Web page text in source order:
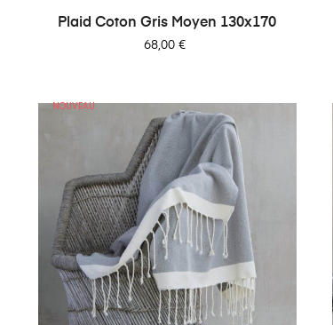
Plaid Coton Gris Moyen 130x170
Prix
68,00 €
NOUVEAU